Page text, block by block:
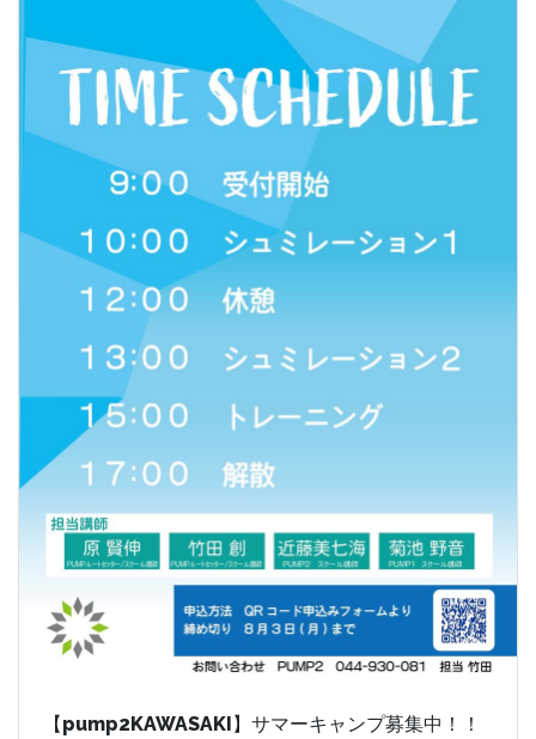
【pump2KAWASAKI】サマーキャンプ募集中！！